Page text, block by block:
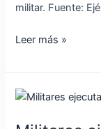
militar. Fuente:
Leer más »
Militares